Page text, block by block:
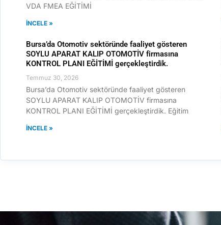
VDA FMEA EĞİTİMİ
İNCELE »
Bursa’da Otomotiv sektöründe faaliyet gösteren
SOYLU APARAT KALIP OTOMOTİV firmasına
KONTROL PLANI EĞİTİMİ gerçekleştirdik.
Temmuz 30, 2026
Bursa’da Otomotiv sektöründe faaliyet gösteren
SOYLU APARAT KALIP OTOMOTİV firmasına
KONTROL PLANI EĞİTİMİ gerçekleştirdik. Eğitim
İNCELE »